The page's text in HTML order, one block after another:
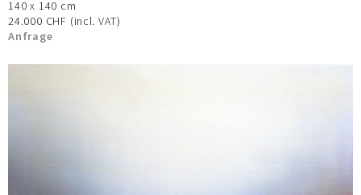
140 x 140 cm
24.000 CHF (incl. VAT)
Anfrage